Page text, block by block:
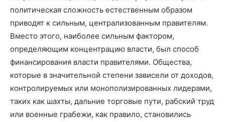
политическая сложность естественным образом
приводят к сильным, централизованным правителям.
Вместо этого, наиболее сильным фактором,
определяющим концентрацию власти, был способ
финансирования власти правителями. Общества,
которые в значительной степени зависели от доходов,
контролируемых или монополизированных лидерами,
таких как шахты, дальние торговые пути, рабский труд
или военные грабежи, как правило, становились